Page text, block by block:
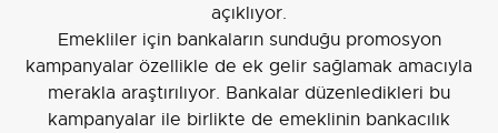
açıklıyor.
Emekliler için bankaların sunduğu promosyon
kampanyalar özellikle de ek gelir sağlamak amacıyla
merakla araştırılıyor. Bankalar düzenledikleri bu
kampanyalar ile birlikte de emeklinin bankacılık